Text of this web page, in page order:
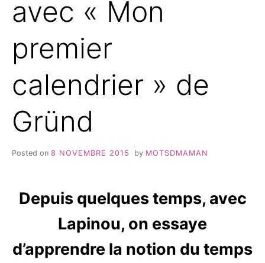
avec « Mon
premier
calendrier » de
Gründ
Posted on 8 NOVEMBRE 2015 by MOTSDMAMAN
Depuis quelques temps, avec
Lapinou, on essaye
d’apprendre la notion du temps